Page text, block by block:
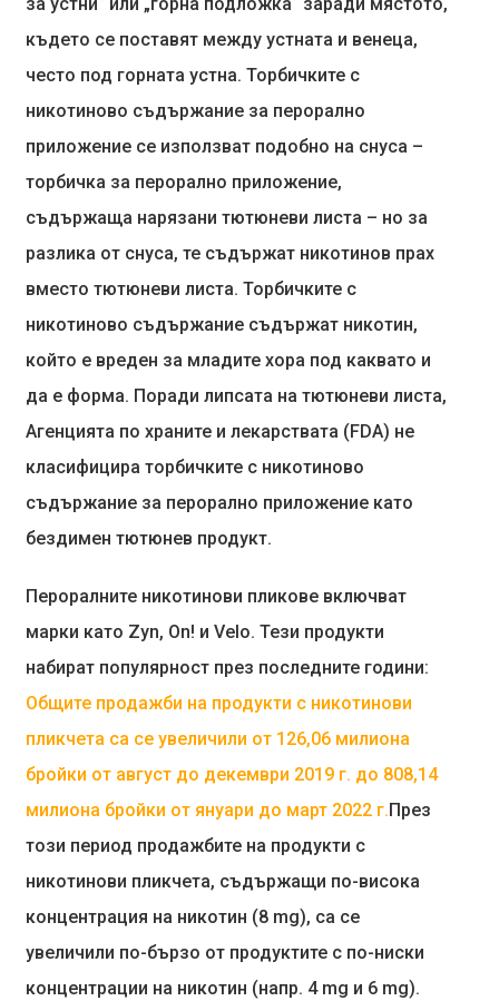
където се поставят между устната и венеца,
често под горната устна. Торбичките с
никотиново съдържание за перорално
приложение се използват подобно на снуса –
торбичка за перорално приложение,
съдържаща нарязани тютюневи листа – но за
разлика от снуса, те съдържат никотинов прах
вместо тютюневи листа. Торбичките с
никотиново съдържание съдържат никотин,
който е вреден за младите хора под каквато и
да е форма. Поради липсата на тютюневи листа,
Агенцията по храните и лекарствата (FDA) не
класифицира торбичките с никотиново
съдържание за перорално приложение като
бездимен тютюнев продукт.
Пероралните никотинови пликове включват
марки като Zyn, On! и Velo. Тези продукти
набират популярност през последните години:
Общите продажби на продукти с никотинови
пликчета са се увеличили от 126,06 милиона
бройки от август до декември 2019 г. до 808,14
милиона бройки от януари до март 2022 г. През
този период продажбите на продукти с
никотинови пликчета, съдържащи по-висока
концентрация на никотин (8 mg), са се
увеличили по-бързо от продуктите с по-ниски
концентрации на никотин (напр. 4 mg и 6 mg).